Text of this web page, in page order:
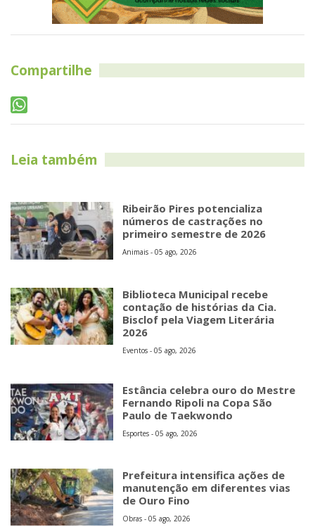
Compartilhe
Leia também
Ribeirão Pires potencializa
números de castrações no
primeiro semestre de 2026
Animais - 05 ago, 2026
Biblioteca Municipal recebe
contação de histórias da Cia.
Bisclof pela Viagem Literária
2026
Eventos - 05 ago, 2026
Estância celebra ouro do Mestre
Fernando Ripoli na Copa São
Paulo de Taekwondo
Esportes - 05 ago, 2026
Prefeitura intensifica ações de
manutenção em diferentes vias
de Ouro Fino
Obras - 05 ago, 2026